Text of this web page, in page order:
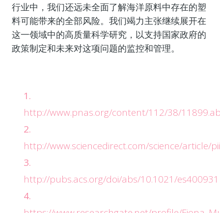
行业中，我们还远未全面了解海洋原料中存在的塑
料可能带来的全部风险。我们竭力主张继续展开在
这一领域中的高质量科学研究，以支持国家政府的
政策制定和未来对这项问题的监控和管理。
http://www.pnas.org/content/112/38/
http://www.sciencedirect.com/science/article/
http://pubs.acs.org/doi/abs/10.1021/